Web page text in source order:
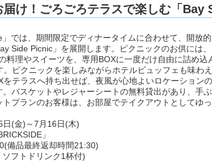
け！ごろごろテラスで楽しむ「Bay
」では、期間限定でディナータイムに合わせて、開放
Side Picnic」を展開します。ピクニックのお供には
料理やスイーツを、専用BOXに一度だけ自由に詰め込
ピクニックを楽しみながらホテルビュッフェも味わ
をテラスへ持ち出せば、夜風が心地よいロケーション
バスケットやレジャーシートの無料貸出があり、手
プランのお客様は、お部屋でテイクアウトとしてゆ
(金)～7月16日(木)
」
備品最終返却時間21:30)
フトドリンク1杯付)